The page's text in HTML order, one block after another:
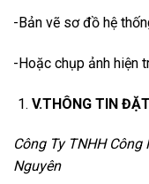
-Bản vẽ sơ đồ hệ
-Hoặc chụp ảnh hiện
V.THÔNG TIN
Công Ty TNHH
Nguyên